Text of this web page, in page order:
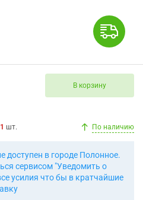
В корзину
1 шт. По наличию
доступен в городе Полонное.
сервисом "Уведомить о
усилия что бы в кратчайшие